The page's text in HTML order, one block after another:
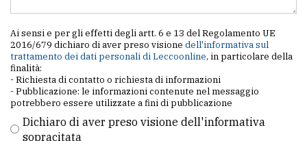
Ai sensi e per gli effetti degli artt. 6 e 13 del Regolamento UE
2016/679 dichiaro di aver preso visione dell'informativa sul
trattamento dei dati personali di Leccoonline, in particolare della
finalità:
- Richiesta di contatto o richiesta di informazioni
- Pubblicazione: le informazioni contenute nel messaggio
potrebbero essere utilizzate a fini di pubblicazione
Dichiaro di aver preso visione dell'informativa
sopracitata